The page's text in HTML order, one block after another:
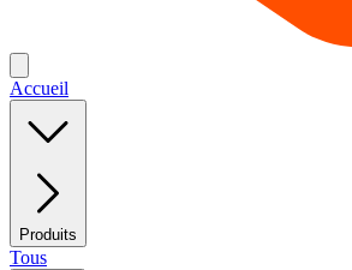
Accueil
Produits
Tous